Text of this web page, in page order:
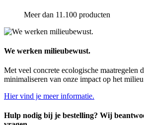
Meer dan 11.100 producten
We werken milieubewust.
Met veel concrete ecologische maatregelen
minimaliseren van onze impact op het
Hier vind je meer informatie.
Hulp nodig bij je bestelling? Wij